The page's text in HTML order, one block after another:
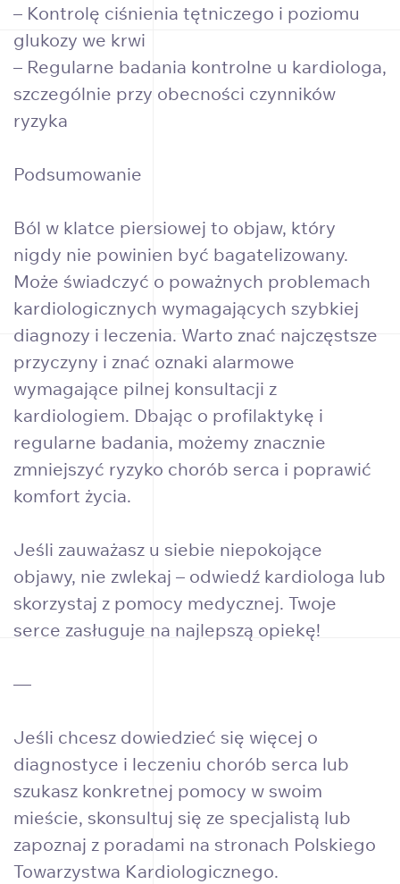
– Kontrolę ciśnienia tętniczego i poziomu
glukozy we krwi
– Regularne badania kontrolne u kardiologa,
szczególnie przy obecności czynników
ryzyka
Podsumowanie
Ból w klatce piersiowej to objaw, który
nigdy nie powinien być bagatelizowany.
Może świadczyć o poważnych problemach
kardiologicznych wymagających szybkiej
diagnozy i leczenia. Warto znać najczęstsze
przyczyny i znać oznaki alarmowe
wymagające pilnej konsultacji z
kardiologiem. Dbając o profilaktykę i
regularne badania, możemy znacznie
zmniejszyć ryzyko chorób serca i poprawić
komfort życia.
Jeśli zauważasz u siebie niepokojące
objawy, nie zwlekaj – odwiedź kardiologa lub
skorzystaj z pomocy medycznej. Twoje
serce zasługuje na najlepszą opiekę!
—
Jeśli chcesz dowiedzieć się więcej o
diagnostyce i leczeniu chorób serca lub
szukasz konkretnej pomocy w swoim
mieście, skonsultuj się ze specjalistą lub
zapoznaj z poradami na stronach Polskiego
Towarzystwa Kardiologicznego.